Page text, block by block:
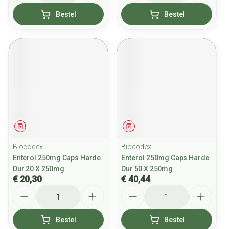
Bestel Bestel
Geneesmiddel
Biocodex
Enterol 250mg Caps Harde
Dur 20 X 250mg
€ 20,30
Bestel
Geneesmiddel
Biocodex
Enterol 250mg Caps Harde
Dur 50 X 250mg
€ 40,44
Bestel